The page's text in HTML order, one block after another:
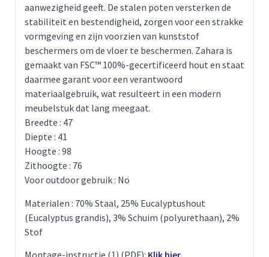
aanwezigheid geeft. De stalen poten versterken de
stabiliteit en bestendigheid, zorgen voor een strakke
vormgeving en zijn voorzien van kunststof
beschermers om de vloer te beschermen. Zahara is
gemaakt van FSC™ 100%-gecertificeerd hout en staat
daarmee garant voor een verantwoord
materiaalgebruik, wat resulteert in een modern
meubelstuk dat lang meegaat.
Breedte : 47
Diepte : 41
Hoogte : 98
Zithoogte : 76
Voor outdoor gebruik : No
Materialen : 70% Staal, 25% Eucalyptushout
(Eucalyptus grandis), 3% Schuim (polyurethaan), 2%
Stof